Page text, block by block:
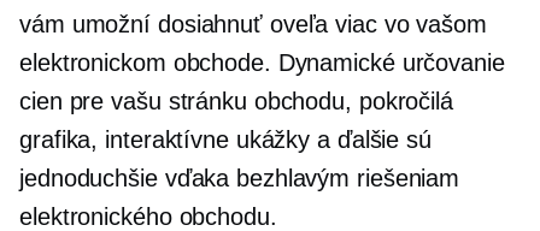
vám umožní dosiahnuť oveľa viac vo vašom
elektronickom obchode. Dynamické určovanie
cien pre vašu stránku obchodu, pokročilá
grafika, interaktívne ukážky a ďalšie sú
jednoduchšie vďaka bezhlavým riešeniam
elektronického obchodu.